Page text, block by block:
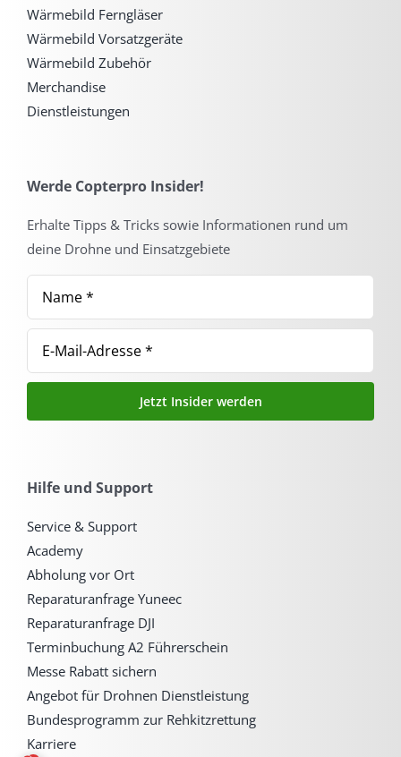
Wärmebild Ferngläser
Wärmebild Vorsatzgeräte
Wärmebild Zubehör
Merchandise
Dienstleistungen
Werde Copterpro Insider!
Erhalte Tipps & Tricks sowie Informationen rund um
deine Drohne und Einsatzgebiete
Jetzt Insider werden
Hilfe und Support
Service & Support
Academy
Abholung vor Ort
Reparaturanfrage Yuneec
Reparaturanfrage DJI
Terminbuchung A2 Führerschein
Messe Rabatt sichern
Angebot für Drohnen Dienstleistung
Bundesprogramm zur Rehkitzrettung
Karriere